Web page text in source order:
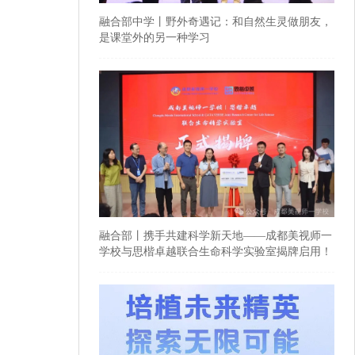
融合部中学丨野外奇遇记：和自然生灵做朋友，
是课堂外的另一种学习
融合部丨携手共建科学新天地——成都美视师一
学校与思楷卓越联合生命科学实验室揭牌启用！